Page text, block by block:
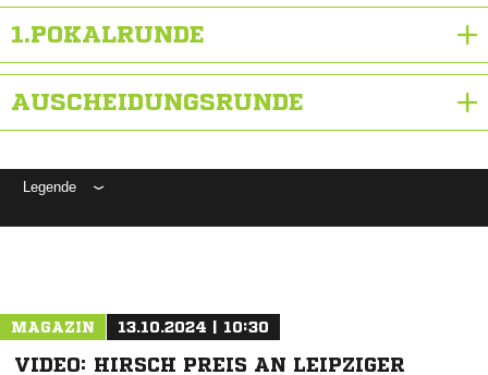
1.POKALRUNDE
AUSCHEIDUNGSRUNDE
Legende
MAGAZIN 13.10.2024 | 10:30
VIDEO: HIRSCH PREIS AN LEIPZIGER